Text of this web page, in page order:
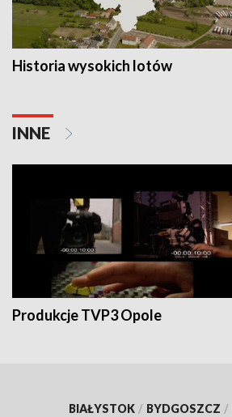
Historia wysokich lotów
INNE
Produkcje TVP3 Opole
BIAŁYSTOK / BYDGOSZCZ /